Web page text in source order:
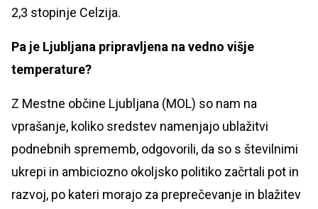
2,3 stopinje Celzija.
Pa je Ljubljana pripravljena na vedno višje
temperature?
Z Mestne občine Ljubljana (MOL) so nam na
vprašanje, koliko sredstev namenjajo ublažitvi
podnebnih sprememb, odgovorili, da so s številnimi
ukrepi in ambiciozno okoljsko politiko začrtali pot in
razvoj, po kateri morajo za preprečevanje in blažitev